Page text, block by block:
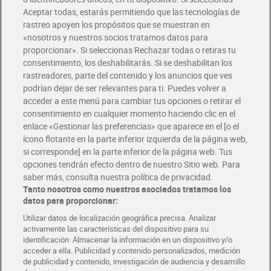
Envío estandar por 4,99€
Glovo y Uber Eats
Solicita tu factura de Glovo o Uber Eats
Únete al CLUB Dia
Disfruta las ventajas y ofertas exclusivas.
Descárgate la APP Dia
Folletos y Tiendas
Descubre las mejores ofertas y busca tu tienda más cercana
Tarjeta MaX Dia
Te devuelve hasta 8€/mes de tus compras.
¡Solicita tu tarjeta de crédito aquí!
COMER MEJOR CADA DIA
COLABORA CON DIA ABRE TU TIENDA DIA CORPORATE
Aceptar todas, estarás permitiendo que las tecnologías de
rastreo apoyen los propósitos que se muestran en
«nosotros y nuestros socios tratamos datos para
proporcionar». Si seleccionas Rechazar todas o retiras tu
consentimiento, los deshabilitarás. Si se deshabilitan los
rastreadores, parte del contenido y los anuncios que ves
podrían dejar de ser relevantes para ti. Puedes volver a
acceder a este menú para cambiar tus opciones o retirar el
consentimiento en cualquier momento haciendo clic en el
enlace «Gestionar las preferencias» que aparece en el [o el
ícono flotante en la parte inferior izquierda de la página web,
si corresponde] en la parte inferior de la página web. Tus
opciones tendrán efecto dentro de nuestro Sitio web. Para
saber más, consulta nuestra política de privacidad.
Tanto nosotros como nuestros asociados tratamos los
datos para proporcionar:
Utilizar datos de localización geográfica precisa. Analizar
activamente las características del dispositivo para su
identificación. Almacenar la información en un dispositivo y/o
acceder a ella. Publicidad y contenido personalizados, medición
de publicidad y contenido, investigación de audiencia y desarrollo